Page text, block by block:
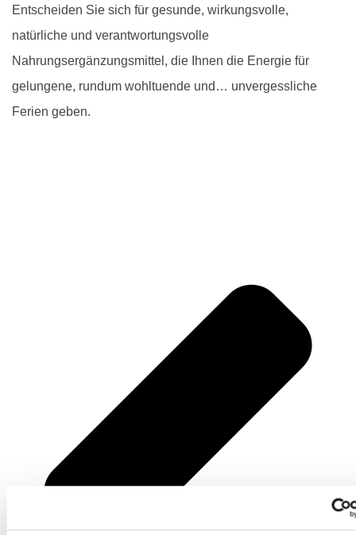
Entscheiden Sie sich für gesunde, wirkungsvolle,
natürliche und verantwortungsvolle
Nahrungsergänzungsmittel, die Ihnen die Energie für
gelungene, rundum wohltuende und… unvergessliche
Ferien geben.